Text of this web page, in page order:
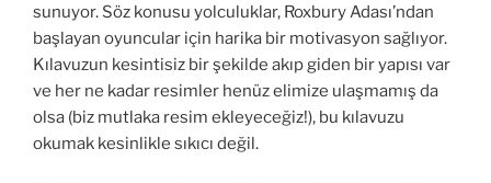
sunuyor. Söz konusu yolculuklar, Roxbury Adası’ndan
başlayan oyuncular için harika bir motivasyon sağlıyor.
Kılavuzun kesintisiz bir şekilde akıp giden bir yapısı var
ve her ne kadar resimler henüz elimize ulaşmamış da
olsa (biz mutlaka resim ekleyeceğiz!), bu kılavuzu
okumak kesinlikle sıkıcı değil.